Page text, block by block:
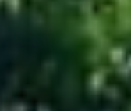
estradas do país.
embarcadoras
peso duplo: